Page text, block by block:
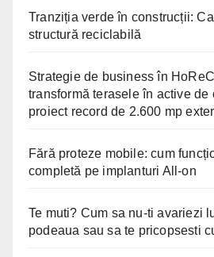
Tranziția verde în construcții:
structură reciclabilă
Strategie de business în
transformă terasele în active de
proiect record de 2.600 mp
Fără proteze mobile: cum
completă pe implanturi All-on
Te muti? Cum sa nu-ti avariezi
podeaua sau sa te pricopsesti